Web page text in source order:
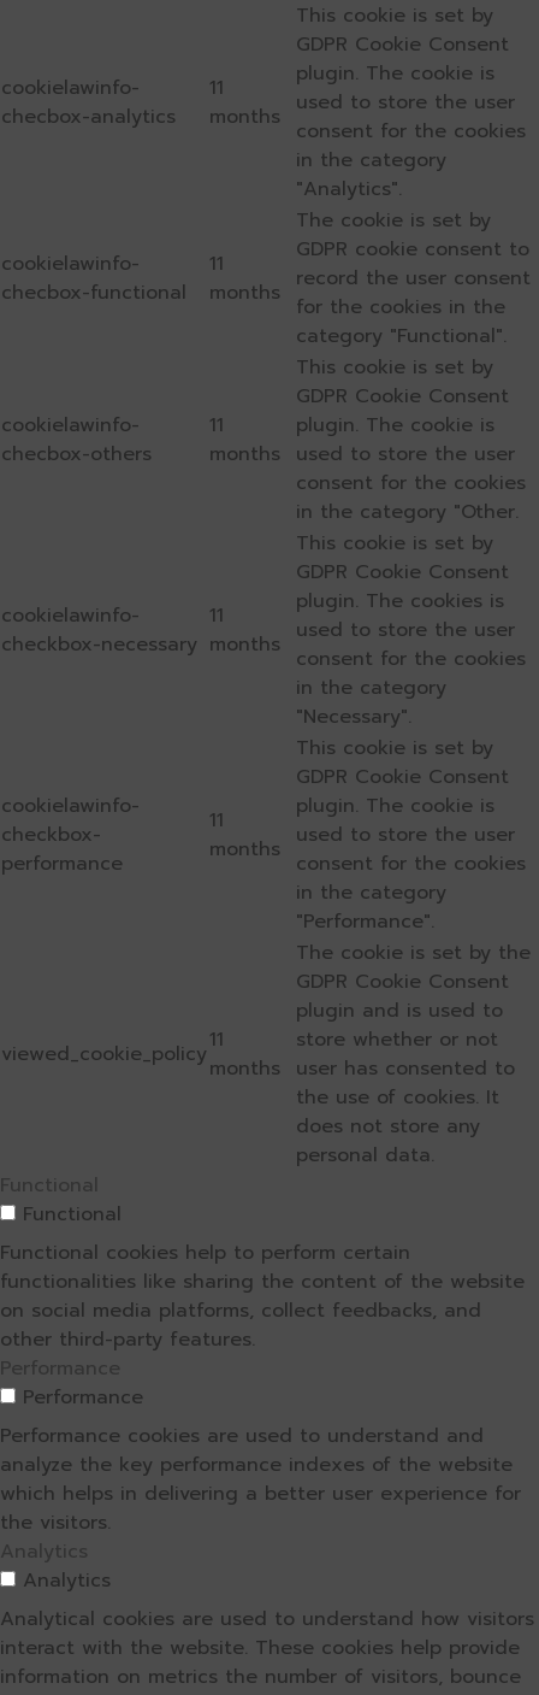
cookielawinfo-
checbox-analytics
11
months
This cookie is set by
GDPR Cookie Consent
plugin. The cookie is
used to store the user
consent for the cookies
in the category
"Analytics".
cookielawinfo-
checbox-functional
11
months
The cookie is set by
GDPR cookie consent to
record the user consent
for the cookies in the
category "Functional".
cookielawinfo-
checbox-others
11
months
This cookie is set by
GDPR Cookie Consent
plugin. The cookie is
used to store the user
consent for the cookies
in the category "Other.
cookielawinfo-
checkbox-necessary
11
months
This cookie is set by
GDPR Cookie Consent
plugin. The cookies is
used to store the user
consent for the cookies
in the category
"Necessary".
cookielawinfo-
checkbox-
performance
11
months
This cookie is set by
GDPR Cookie Consent
plugin. The cookie is
used to store the user
consent for the cookies
in the category
"Performance".
viewed_cookie_policy11
months
The cookie is set by the
GDPR Cookie Consent
plugin and is used to
store whether or not
user has consented to
the use of cookies. It
does not store any
personal data.
Functional
Functional
Functional cookies help to perform certain
functionalities like sharing the content of the website
on social media platforms, collect feedbacks, and
other third-party features.
Performance
Performance
Performance cookies are used to understand and
analyze the key performance indexes of the website
which helps in delivering a better user experience for
the visitors.
Analytics
Analytics
Analytical cookies are used to understand how visitors
interact with the website. These cookies help provide
information on metrics the number of visitors, bounce